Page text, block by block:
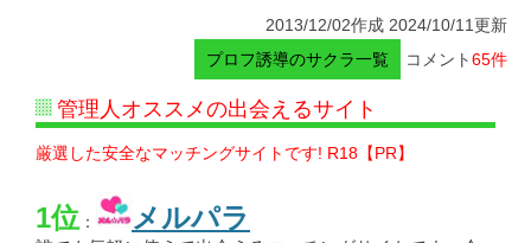
2013/12/02作成 2024/10/11更新
プロフ誘導のサクラ一覧
コメント65件
管理人オススメの出会えるサイト
厳選した安全なマッチングサイトです! R18【PR】
1位 ： メルパラ